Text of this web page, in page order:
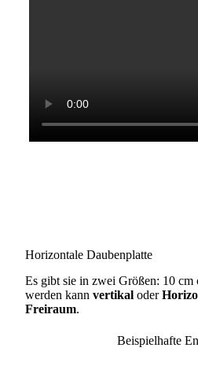
Horizontale Daubenplatte
Es gibt sie in zwei Größen: 10 cm
werden kann vertikaloder
Freiraum.
Beispielhafte